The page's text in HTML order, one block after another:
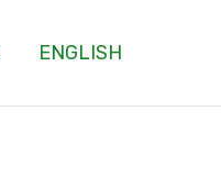
ENGLISH